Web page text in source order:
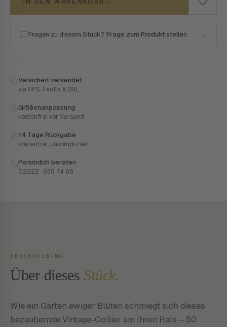
Fragen zu diesem Stück? Frage zum Produkt stellen →
Versichert versendet
via UPS, FedEx & DHL
Größenanpassung
kostenfrei vor Versand
14 Tage Rückgabe
kostenfrei, unkompliziert
Persönlich beraten
02222 · 939 74 68
BESCHREIBUNG
Über dieses Stück.
Wie ein Garten ewiger Blüten schmiegt sich dieses
bezaubernde Vintage-Collier um Ihren Hals – 50